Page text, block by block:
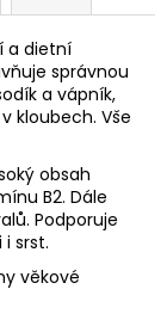
a dietní
správnou
a vápník,
kloubech. Vše
obsah
B2. Dále
Podporuje
srst.
věkové